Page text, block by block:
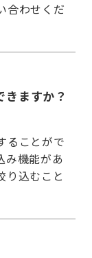
合わせくだ
ますか？
ることがで
み機能があ
り込むこと